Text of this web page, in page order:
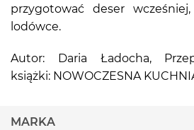
przygotować deser
lodówce.
Autor: Daria Ładocha,
książki: NOWOCZESNA
MARKA